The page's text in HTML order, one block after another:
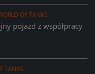
OF TANKS
pojazd z współpracy
TANKS